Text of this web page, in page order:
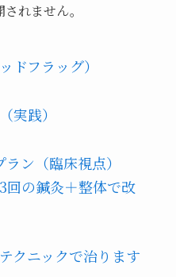
れません。
ドフラッグ）
実践）
ン（臨床視点）
回の鍼灸＋整体で改
クニックで治ります